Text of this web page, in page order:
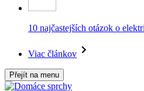
10 najčastejších otázok o
Viac článkov
Přejít na menu